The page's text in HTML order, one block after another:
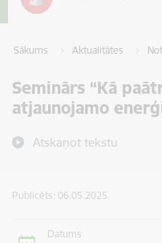
Sākums Aktualitātes
Seminārs “Kā
atjaunojamo
Atskaņot tekstu
Publicēts: 06.05.2025.
Datums